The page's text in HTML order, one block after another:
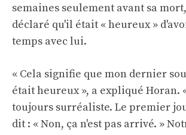
semaines seulement avant sa
déclaré qu'il était « heureux »
temps avec lui.
« Cela signifie que mon dernier
était heureux », a expliqué Horan.
toujours surréaliste. Le premier
dit : « Non, ça n'est pas arrivé. »